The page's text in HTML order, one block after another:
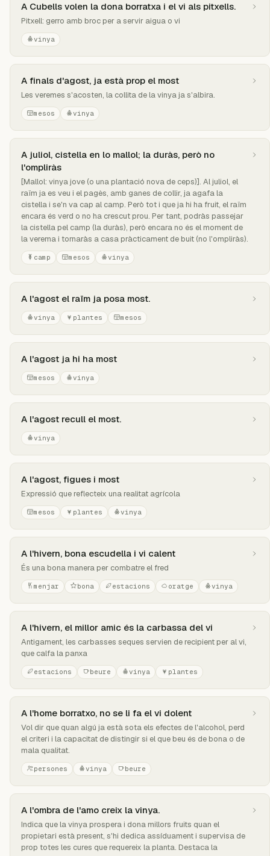
A Cubells volen la dona borratxa i el vi als pitxells.
Pitxell: gerro amb broc per a servir aigua o vi
vinya
A finals d'agost, ja està prop el most
Les veremes s'acosten, la collita de la vinya ja s'albira.
mesos vinya
A juliol, cistella en lo mallol; la duràs, però no
l'ompliràs
[Mallol: vinya jove (o una plantació nova de ceps)]. Al juliol, el
raïm ja es veu i el pagès, amb ganes de collir, ja agafa la
cistella i se'n va cap al camp. Però tot i que ja hi ha fruit, el raïm
encara és verd o no ha crescut prou. Per tant, podràs passejar
la cistella pel camp (la duràs), però encara no és el moment de
la verema i tornaràs a casa pràcticament de buit (no l'ompliràs).
camp mesos vinya
A l'agost el raïm ja posa most.
vinya plantes mesos
A l'agost ja hi ha most
mesos vinya
A l'agost recull el most.
vinya
A l'agost, figues i most
Expressió que reflecteix una realitat agrícola
mesos plantes vinya
A l'hivern, bona escudella i vi calent
És una bona manera per combatre el fred
menjar bona estacions oratge vinya
A l'hivern, el millor amic és la carbassa del vi
Antigament, les carbasses seques servien de recipient per al vi,
que calfa la panxa
estacions beure vinya plantes
A l'home borratxo, no se li fa el vi dolent
Vol dir que quan algú ja està sota els efectes de l'alcohol, perd
el criteri i la capacitat de distingir si el que beu és de bona o de
mala qualitat.
persones vinya beure
A l'ombra de l'amo creix la vinya.
Indica que la vinya prospera i dona millors fruits quan el
propietari està present, s'hi dedica assíduament i supervisa de
prop totes les cures que requereix la planta. Destaca la